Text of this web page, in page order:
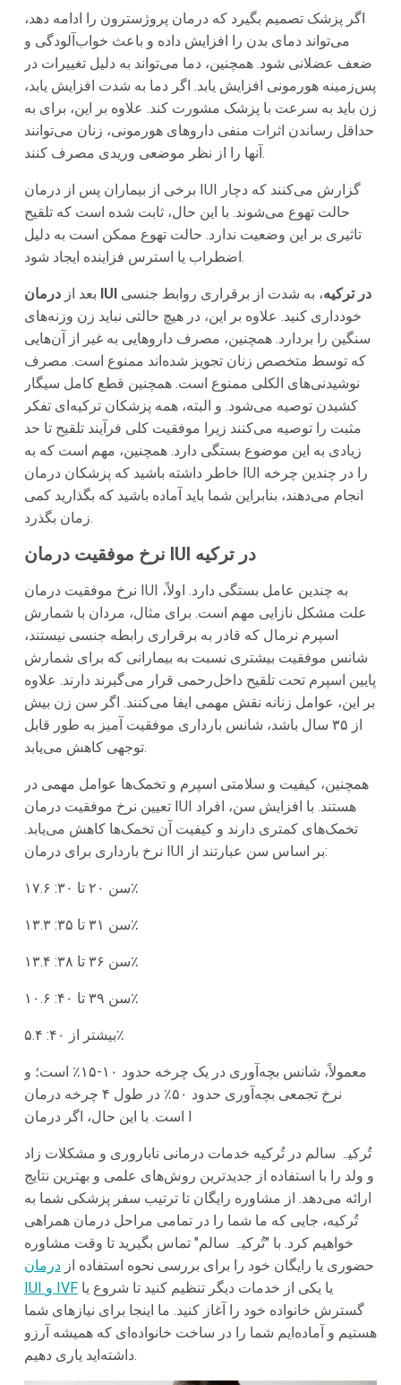
اگر پزشک تصمیم بگیرد که درمان پروژسترون را ادامه دهد،
می‌تواند دمای بدن را افزایش داده و باعث خواب‌آلودگی و
ضعف عضلانی شود. همچنین، دما می‌تواند به دلیل تغییرات در
پس‌زمینه هورمونی افزایش یابد. اگر دما به شدت افزایش یابد،
زن باید به سرعت با پزشک مشورت کند. علاوه بر این، برای به
حداقل رساندن اثرات منفی داروهای هورمونی، زنان می‌توانند
آنها را از نظر موضعی وریدی مصرف کنند.
برخی از بیماران پس از درمان IUI گزارش می‌کنند که دچار
حالت تهوع می‌شوند. با این حال، ثابت شده است که تلقیح
تاثیری بر این وضعیت ندارد. حالت تهوع ممکن است به دلیل
اضطراب یا استرس فزاینده ایجاد شود.
بعد از درمان IUI در ترکیه، به شدت از برقراری روابط جنسی
خودداری کنید. علاوه بر این، در هیچ حالتی نباید زن وزنه‌های
سنگین را بردارد. همچنین، مصرف داروهایی به غیر از آن‌هایی
که توسط متخصص زنان تجویز شده‌اند ممنوع است. مصرف
نوشیدنی‌های الکلی ممنوع است. همچنین قطع کامل سیگار
کشیدن توصیه می‌شود. و البته، همه پزشکان ترکیه‌ای تفکر
مثبت را توصیه می‌کنند زیرا موفقیت کلی فرآیند تلقیح تا حد
زیادی به این موضوع بستگی دارد. همچنین، مهم است که به
خاطر داشته باشید که پزشکان درمان IUI را در چندین چرخه
انجام می‌دهند، بنابراین شما باید آماده باشید که بگذارید کمی
زمان بگذرد.
نرخ موفقیت درمان IUI در ترکیه
نرخ موفقیت درمان IUI به چندین عامل بستگی دارد. اولاً،
علت مشکل نازایی مهم است. برای مثال، مردان با شمارش
اسپرم نرمال که قادر به برقراری رابطه جنسی نیستند،
شانس موفقیت بیشتری نسبت به بیمارانی که برای شمارش
پایین اسپرم تحت تلقیح داخل‌رحمی قرار می‌گیرند دارند. علاوه
بر این، عوامل زنانه نقش مهمی ایفا می‌کنند. اگر سن زن بیش
از ۳۵ سال باشد، شانس بارداری موفقیت آمیز به طور قابل
توجهی کاهش می‌یابد.
همچنین، کیفیت و سلامتی اسپرم و تخمک‌ها عوامل مهمی در
تعیین نرخ موفقیت درمان IUI هستند. با افزایش سن، افراد
تخمک‌های کمتری دارند و کیفیت آن تخمک‌ها کاهش می‌یابد.
نرخ بارداری برای درمان IUI بر اساس سن عبارتند از:
سن ۲۰ تا ۳۰: ۱۷.۶٪
سن ۳۱ تا ۳۵: ۱۳.۳٪
سن ۳۶ تا ۳۸: ۱۳.۴٪
سن ۳۹ تا ۴۰: ۱۰.۶٪
بیشتر از ۴۰: ۵.۴٪
معمولاً، شانس بچه‌آوری در یک چرخه حدود ۱۰-۱۵٪ است؛ و
نرخ تجمعی بچه‌آوری حدود ۵۰٪ در طول ۴ چرخه درمان
تُرکیہ‌ سالم در تُرکیه خدمات درمانی ناباروری و مشکلات زاد
و ولد را با استفاده از جدیدترین روش‌های علمی و بهترین نتایج
ارائه می‌دهد. از مشاوره رایگان تا ترتیب سفر پزشکی شما به
تُرکیه، جایی که ما شما را در تمامی مراحل درمان همراهی
خواهیم کرد. با "تُرکیہ‌ سالم" تماس بگیرید تا وقت مشاوره
حضوری یا رایگان خود را برای بررسی نحوه استفاده ازدرمان
IUI و IVFیا یکی از خدمات دیگر تنظیم کنید تا شروع یا
گسترش خانواده خود را آغاز کنید. ما اینجا برای نیازهای شما
هستیم و آماده‌ایم شما را در ساخت خانواده‌ای که همیشه آرزو
داشته‌اید یاری دهیم.